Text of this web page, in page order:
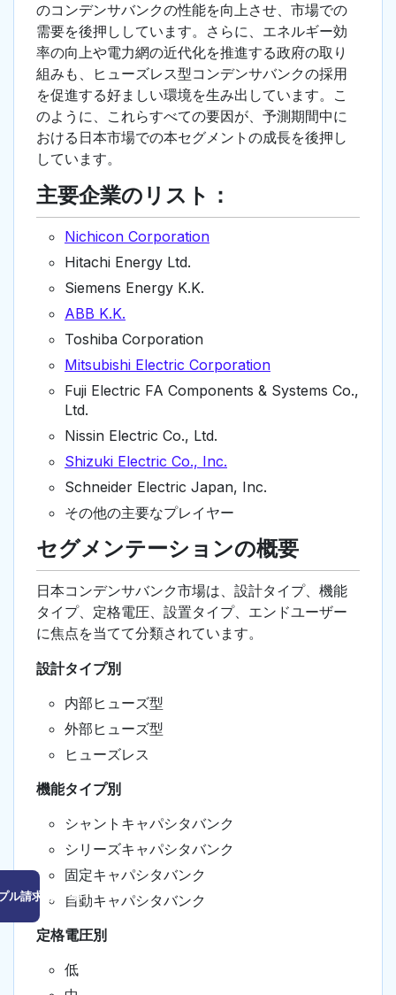
ル請求はこちら
のコンデンサバンクの性能を向上させ、市場での
需要を後押ししています。さらに、エネルギー効
率の向上や電力網の近代化を推進する政府の取り
組みも、ヒューズレス型コンデンサバンクの採用
を促進する好ましい環境を生み出しています。こ
のように、これらすべての要因が、予測期間中に
おける日本市場での本セグメントの成長を後押し
しています。
主要企業のリスト：
Nichicon Corporation
Hitachi Energy Ltd.
Siemens Energy K.K.
ABB K.K.
Toshiba Corporation
Mitsubishi Electric Corporation
Fuji Electric FA Components & Systems Co.,
Ltd.
Nissin Electric Co., Ltd.
Shizuki Electric Co., Inc.
Schneider Electric Japan, Inc.
その他の主要なプレイヤー
セグメンテーションの概要
日本コンデンサバンク市場は、設計タイプ、機能
タイプ、定格電圧、設置タイプ、エンドユーザー
に焦点を当てて分類されています。
設計タイプ別
内部ヒューズ型
外部ヒューズ型
ヒューズレス
機能タイプ別
シャントキャパシタバンク
シリーズキャパシタバンク
固定キャパシタバンク
自動キャパシタバンク
定格電圧別
低